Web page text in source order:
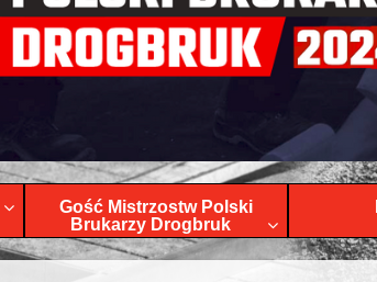
Gość Mistrzostw Polski
Brukarzy Drogbruk